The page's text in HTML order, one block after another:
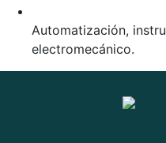
Automatización,
electromecánico.